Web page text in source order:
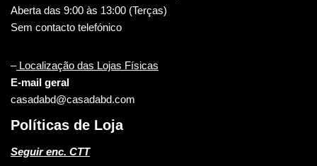
Aberta das 9:00 às 13:00 (Terças)
Sem contacto telefónico
–Localização das Lojas Físicas
E-mail geral
casadabd@casadabd.com
Políticas de Loja
Seguir enc. CTT